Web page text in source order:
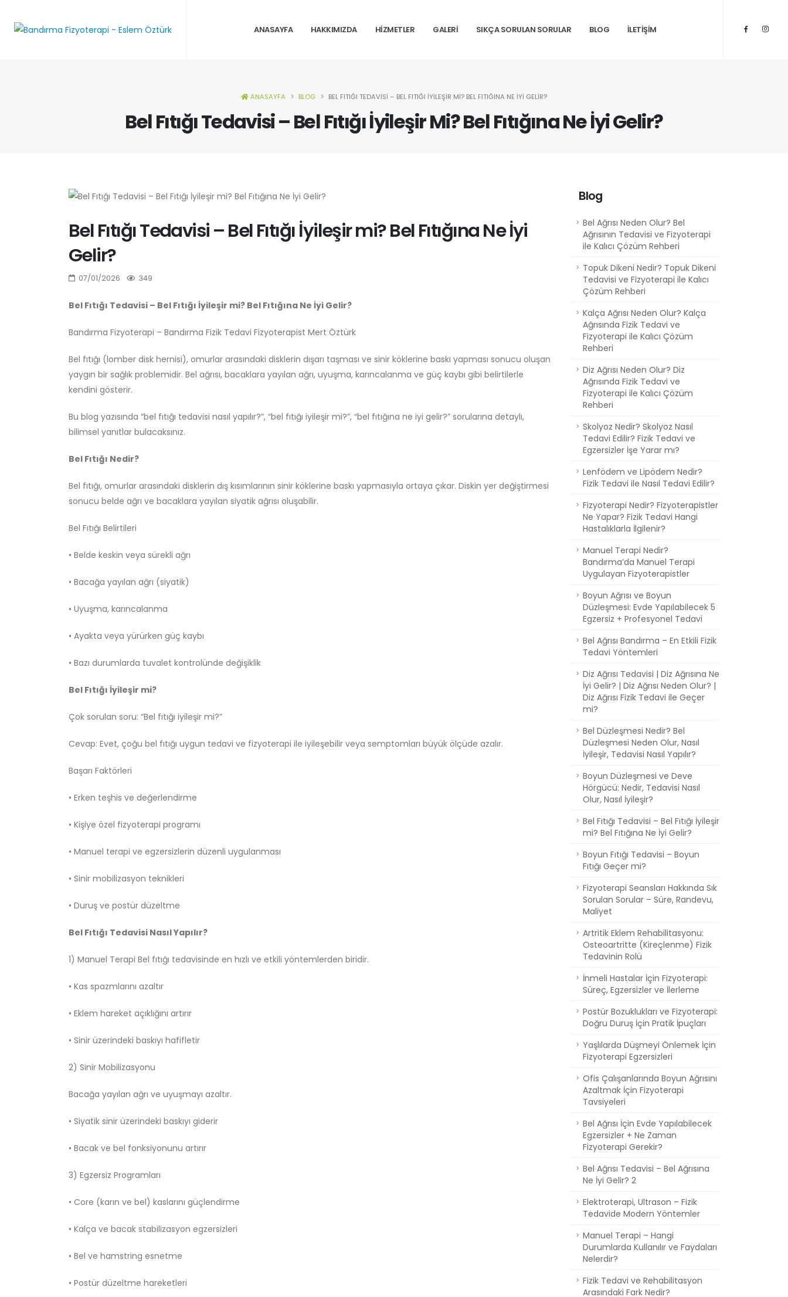
ANASAYFA HAKKIMIZDA HİZMETLER GALERİ SIKÇA SORULAN SORULAR BLOG İLETİŞİM
Bel Fıtığı Tedavisi – Bel Fıtığı İyileşir Mi? Bel Fıtığına Ne İyi Gelir?
ANASAYFA BLOG BEL FITIĞI TEDAVISI – BEL FITIĞI İYILEŞIR MI? BEL FITIĞINA NE İYI GELIR?
Bel Fıtığı Tedavisi – Bel Fıtığı İyileşir mi? Bel Fıtığına Ne İyi
Gelir?
07/01/2026 349
Bel Fıtığı Tedavisi – Bel Fıtığı İyileşir mi? Bel Fıtığına Ne İyi Gelir?
Bandırma Fizyoterapi – Bandırma Fizik Tedavi Fizyoterapist Mert Öztürk
Bel fıtığı (lomber disk hernisi), omurlar arasındaki disklerin dışarı taşması ve sinir köklerine baskı yapması sonucu oluşan
yaygın bir sağlık problemidir. Bel ağrısı, bacaklara yayılan ağrı, uyuşma, karıncalanma ve güç kaybı gibi belirtilerle
kendini gösterir.
Bu blog yazısında “bel fıtığı tedavisi nasıl yapılır?”, “bel fıtığı iyileşir mi?”, “bel fıtığına ne iyi gelir?” sorularına detaylı,
bilimsel yanıtlar bulacaksınız.
Bel Fıtığı Nedir?
Bel fıtığı, omurlar arasındaki disklerin dış kısımlarının sinir köklerine baskı yapmasıyla ortaya çıkar. Diskin yer değiştirmesi
sonucu belde ağrı ve bacaklara yayılan siyatik ağrısı oluşabilir.
Bel Fıtığı Belirtileri
• Belde keskin veya sürekli ağrı
• Bacağa yayılan ağrı (siyatik)
• Uyuşma, karıncalanma
• Ayakta veya yürürken güç kaybı
• Bazı durumlarda tuvalet kontrolünde değişiklik
Bel Fıtığı İyileşir mi?
Çok sorulan soru: “Bel fıtığı iyileşir mi?”
Cevap: Evet, çoğu bel fıtığı uygun tedavi ve fizyoterapi ile iyileşebilir veya semptomları büyük ölçüde azalır.
Başarı Faktörleri
• Erken teşhis ve değerlendirme
• Kişiye özel fizyoterapi programı
• Manuel terapi ve egzersizlerin düzenli uygulanması
• Sinir mobilizasyon teknikleri
• Duruş ve postür düzeltme
Bel Fıtığı Tedavisi Nasıl Yapılır?
1) Manuel Terapi Bel fıtığı tedavisinde en hızlı ve etkili yöntemlerden biridir.
• Kas spazmlarını azaltır
• Eklem hareket açıklığını artırır
• Sinir üzerindeki baskıyı hafifletir
2) Sinir Mobilizasyonu
Bacağa yayılan ağrı ve uyuşmayı azaltır.
• Siyatik sinir üzerindeki baskıyı giderir
• Bacak ve bel fonksiyonunu artırır
3) Egzersiz Programları
• Core (karın ve bel) kaslarını güçlendirme
• Kalça ve bacak stabilizasyon egzersizleri
• Bel ve hamstring esnetme
• Postür düzeltme hareketleri
Blog
Bel Ağrısı Neden Olur? Bel
Ağrısının Tedavisi ve Fizyoterapi
ile Kalıcı Çözüm Rehberi
Topuk Dikeni Nedir? Topuk Dikeni
Tedavisi ve Fizyoterapi ile Kalıcı
Çözüm Rehberi
Kalça Ağrısı Neden Olur? Kalça
Ağrısında Fizik Tedavi ve
Fizyoterapi ile Kalıcı Çözüm
Rehberi
Diz Ağrısı Neden Olur? Diz
Ağrısında Fizik Tedavi ve
Fizyoterapi ile Kalıcı Çözüm
Rehberi
Skolyoz Nedir? Skolyoz Nasıl
Tedavi Edilir? Fizik Tedavi ve
Egzersizler İşe Yarar mı?
Lenfödem ve Lipödem Nedir?
Fizik Tedavi ile Nasıl Tedavi Edilir?
Fizyoterapi Nedir? Fizyoterapistler
Ne Yapar? Fizik Tedavi Hangi
Hastalıklarla İlgilenir?
Manuel Terapi Nedir?
Bandırma’da Manuel Terapi
Uygulayan Fizyoterapistler
Boyun Ağrısı ve Boyun
Düzleşmesi: Evde Yapılabilecek 5
Egzersiz + Profesyonel Tedavi
Bel Ağrısı Bandırma – En Etkili Fizik
Tedavi Yöntemleri
Diz Ağrısı Tedavisi | Diz Ağrısına Ne
İyi Gelir? | Diz Ağrısı Neden Olur? |
Diz Ağrısı Fizik Tedavi ile Geçer
mi?
Bel Düzleşmesi Nedir? Bel
Düzleşmesi Neden Olur, Nasıl
İyileşir, Tedavisi Nasıl Yapılır?
Boyun Düzleşmesi ve Deve
Hörgücü: Nedir, Tedavisi Nasıl
Olur, Nasıl İyileşir?
Bel Fıtığı Tedavisi – Bel Fıtığı İyileşir
mi? Bel Fıtığına Ne İyi Gelir?
Boyun Fıtığı Tedavisi – Boyun
Fıtığı Geçer mi?
Fizyoterapi Seansları Hakkında Sık
Sorulan Sorular – Süre, Randevu,
Maliyet
Artritik Eklem Rehabilitasyonu:
Osteoartritte (Kireçlenme) Fizik
Tedavinin Rolü
İnmeli Hastalar İçin Fizyoterapi:
Süreç, Egzersizler ve İlerleme
Postür Bozuklukları ve Fizyoterapi:
Doğru Duruş İçin Pratik İpuçları
Yaşlılarda Düşmeyi Önlemek İçin
Fizyoterapi Egzersizleri
Ofis Çalışanlarında Boyun Ağrısını
Azaltmak İçin Fizyoterapi
Tavsiyeleri
Bel Ağrısı İçin Evde Yapılabilecek
Egzersizler + Ne Zaman
Fizyoterapi Gerekir?
Bel Ağrısı Tedavisi – Bel Ağrısına
Ne İyi Gelir? 2
Elektroterapi, Ultrason – Fizik
Tedavide Modern Yöntemler
Manuel Terapi – Hangi
Durumlarda Kullanılır ve Faydaları
Nelerdir?
Fizik Tedavi ve Rehabilitasyon
Arasındaki Fark Nedir?